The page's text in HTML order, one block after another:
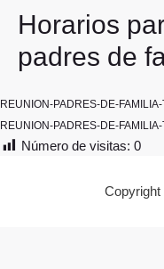
Horarios
padres de
REUNION-PADRES-DE-FAMILIA-
REUNION-PADRES-DE-FAMILIA-
Número de visitas: 0